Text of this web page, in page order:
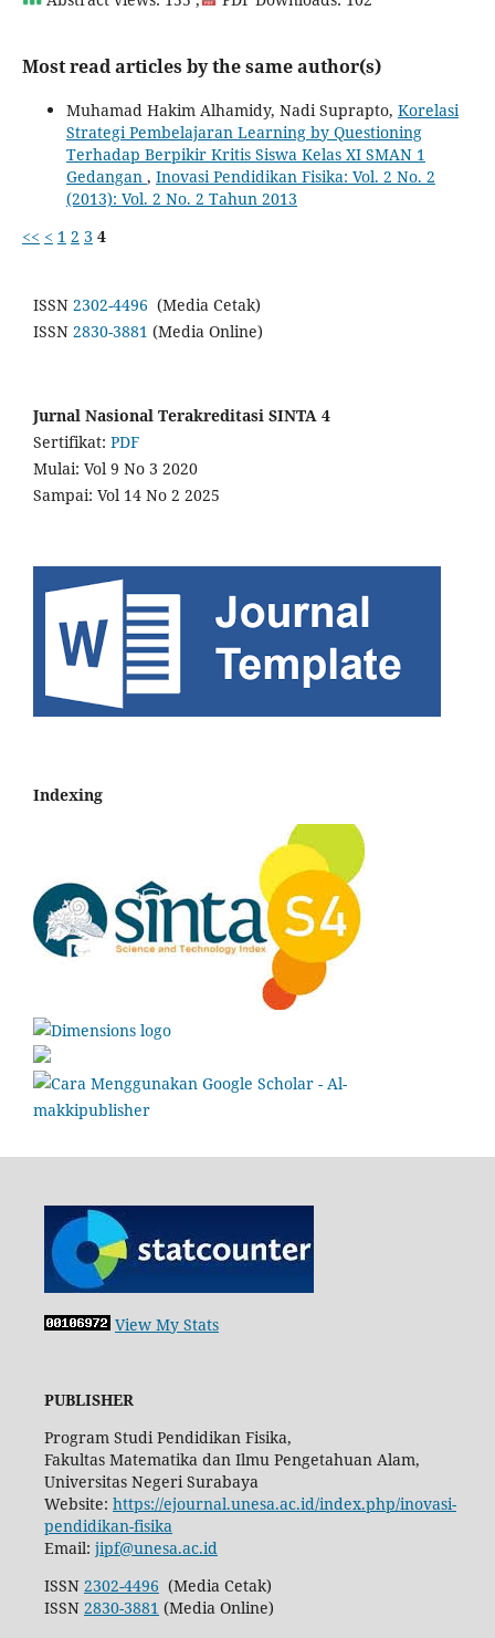
Most read articles by the same author(s)
Muhamad Hakim Alhamidy, Nadi Suprapto, Korelasi
Strategi Pembelajaran Learning by Questioning
Terhadap Berpikir Kritis Siswa Kelas XI ‎SMAN 1
Gedangan‎ , Inovasi Pendidikan Fisika: Vol. 2 No. 2
(2013): Vol. 2 No. 2 Tahun 2013
<< < 1 2 3 4
ISSN 2302-4496 (Media Cetak)
ISSN 2830-3881 (Media Online)
Jurnal Nasional Terakreditasi SINTA 4
Sertifikat: PDF
Mulai: Vol 9 No 3 2020
Sampai: Vol 14 No 2 2025
Indexing
View My Stats
PUBLISHER
Program Studi Pendidikan Fisika,
Fakultas Matematika dan Ilmu Pengetahuan Alam,
Universitas Negeri Surabaya
Website: https://ejournal.unesa.ac.id/index.php/inovasi-
pendidikan-fisika
Email: jipf@unesa.ac.id
ISSN 2302-4496 (Media Cetak)
ISSN 2830-3881 (Media Online)